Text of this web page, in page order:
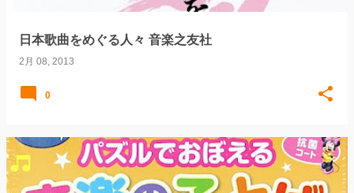
日本歌曲をめぐる人々 音楽之友社
2月 08, 2013
0